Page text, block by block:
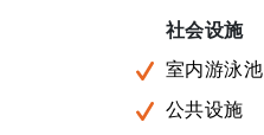
社会设施
室内游泳池
公共设施